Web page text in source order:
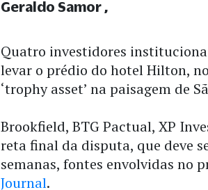
Quatro investidores
levar o prédio do hotel Hilton,
‘trophy asset’ na paisagem de
Brookfield, BTG Pactual, XP
reta final da disputa, que deve
semanas, fontes envolvidas no
Journal.
Geraldo Samor